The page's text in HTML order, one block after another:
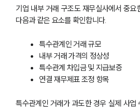
기업 내부 거래 구조도 재무실사에서 중요
다음과 같은 요소를 확인합니다.
특수관계인 거래 규모
내부 거래 가격의 정상성
특수관계 차입금 및 지급보증
연결 재무제표 조정 항목
특수관계인 거래가 과도한 경우 실제 사업